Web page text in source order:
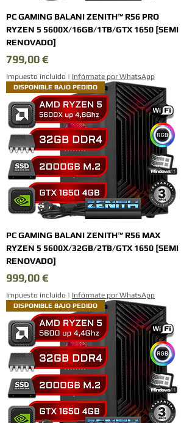
PC GAMING BALANI ZENITH™ R56 PRO
RYZEN 5 5600X/16GB/1TB/GTX 1650 [SEMI
RENOVADO]
Precio
799,00 €
Impuesto incluido | Infórmate por WhatsApp
DISPONIBLE BAJO PEDIDO
PC GAMING BALANI ZENITH™ R56 MAX
RYZEN 5 5600X/32GB/2TB/GTX 1650 [SEMI
RENOVADO]
Precio
999,00 €
Impuesto incluido | Infórmate por WhatsApp
DISPONIBLE BAJO PEDIDO